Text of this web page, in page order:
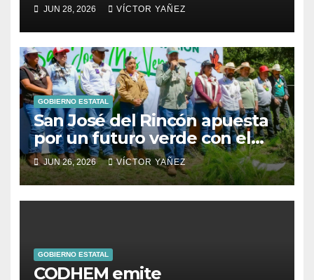
JUN 28, 2026 VÍCTOR YAÑEZ
GOBIERNO ESTATAL
San José del Rincón apuesta
por un futuro verde con el
arranque de su Primera
Jornada de Reforestación
JUN 26, 2026 VÍCTOR YAÑEZ
GOBIERNO ESTATAL
CODHEM emite